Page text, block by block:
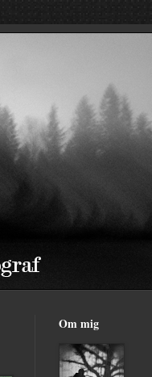
Om mig